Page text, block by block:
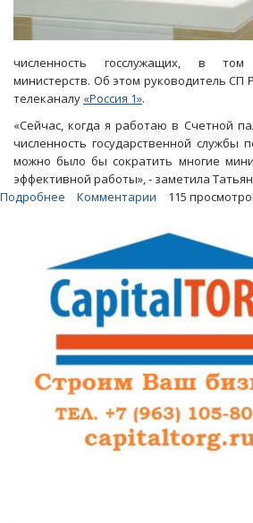
численность госслужащих, в том
министерств. Об этом руководитель СП
телеканалу «Россия 1».
«Сейчас, когда я работаю в Счетной
численность государственной службы
можно было бы сократить многие
эффективной работы», - заметила
Подробнее
назвала
главную
причину
роста
долгов
регионов
Комментарии 115